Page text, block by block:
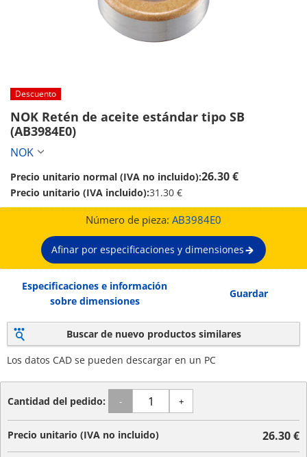
Descuento
NOK Retén de aceite estándar tipo SB
(AB3984E0)
NOK
Precio unitario normal (IVA no incluido):26.30 €
Precio unitario (IVA incluido):31.30 €
Número de pieza: AB3984E0
Afinar por especificaciones y dimensiones
Especificaciones e información
sobre dimensiones
Guardar
Buscar de nuevo productos similares
Los datos CAD se pueden descargar en un PC
Cantidad del pedido: - +
Precio unitario (IVA no incluido) 26.30 €